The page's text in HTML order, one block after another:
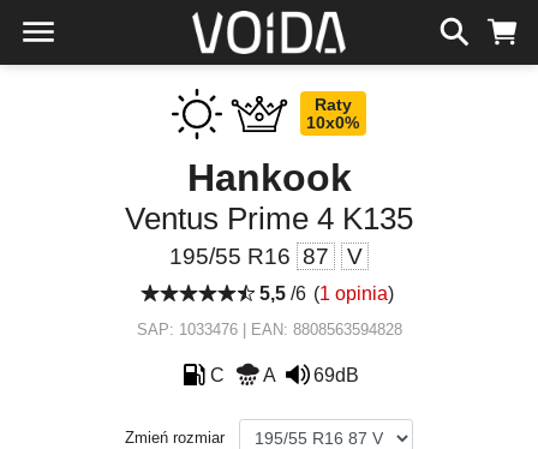
Raty
10x0%
Hankook
Ventus Prime 4 K135
195/55 R16 87 V
5,5/6 (1 opinia)
SAP: 1033476 | EAN: 8808563594828
C A 69dB
Zmień rozmiar